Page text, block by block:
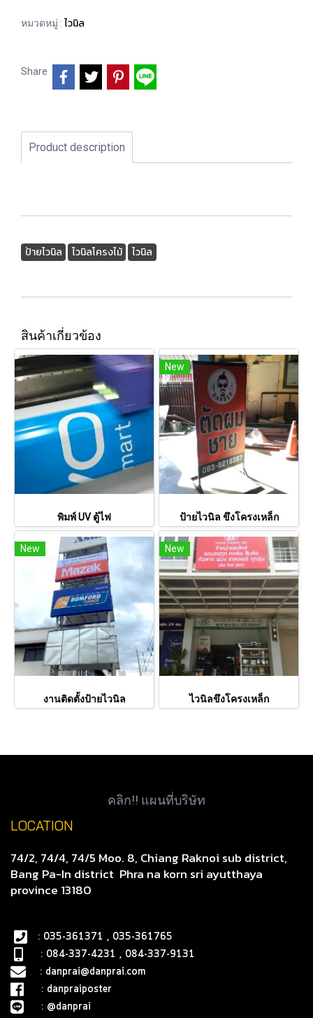
หมวดหมู่ : ไวนิล
Share
Product description
ป้ายไวนิล ไวนิลโครงไม้ ไวนิล
สินค้าเกี่ยวข้อง
พิมพ์ UV ตู้ไฟ
New
ป้ายไวนิล ขึงโครงเหล็ก
New
งานติดตั้งป้ายไวนิล
New
ไวนิลขึงโครงเหล็ก
คลิก!! แผนที่บริษัท
LOCATION
74/2, 74/4, 74/5 Moo. 8, Chiang Raknoi sub district,
Bang Pa-In district Phra na korn sri ayutthaya
province 13180
: 035-361371 , 035-361765
: 084-337-4231 , 084-337-9131
: danprai@danprai.com
: danpraiposter
: @danprai